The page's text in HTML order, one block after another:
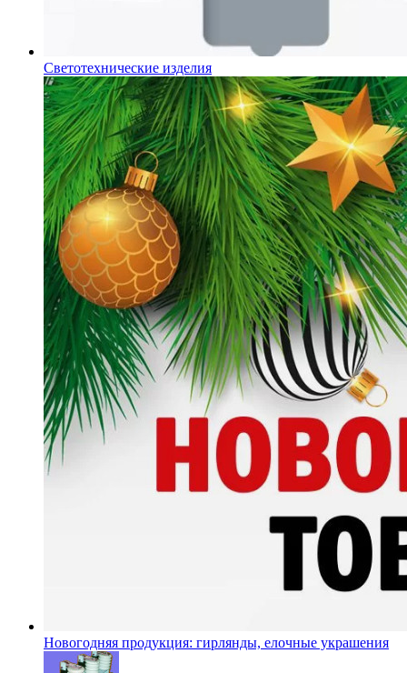
Светотехнические изделия
Новогодняя продукция: гирлянды, елочные украшения